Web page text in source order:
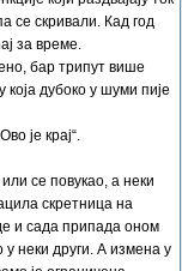
се скривали. Кад год
за време.
бар трипут више
дубоко у шуми пије
је крај“.
се повукао, а неки
скретница на
и сада припада оном
неки други. А измена у